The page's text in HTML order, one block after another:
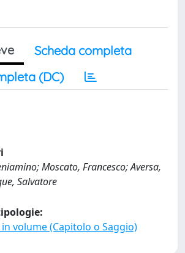
Scheda completa
(DC)
Moscato, Francesco; Aversa,
Salvatore
volume (Capitolo o Saggio)